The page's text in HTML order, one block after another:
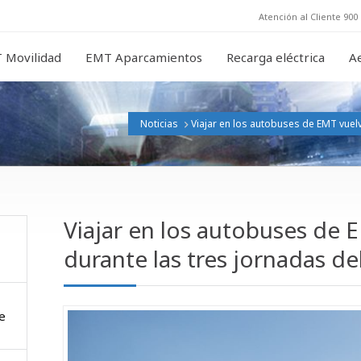
Atención al Cliente
Movilidad EMT Aparcamientos Recarga eléctrica
Noticias Viajar en los autobuses de EMT
Viajar en los autobuses de
durante las tres jornadas